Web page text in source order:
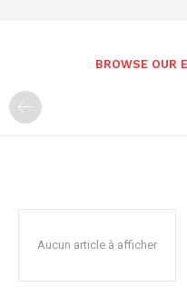
BROWSE OUR
Aucun article à afficher